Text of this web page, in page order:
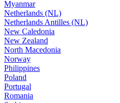
Myanmar
Netherlands (NL)
Netherlands Antilles (NL)
New Caledonia
New Zealand
North Macedonia
Norway
Philippines
Poland
Portugal
Romania